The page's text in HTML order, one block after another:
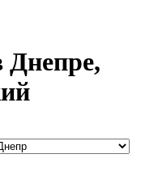
Днепре,